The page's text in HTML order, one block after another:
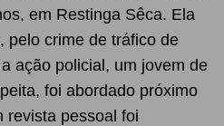
em Restinga Sêca. Ela
pelo crime de tráfico de
ação policial, um jovem de
foi abordado próximo
revista pessoal foi